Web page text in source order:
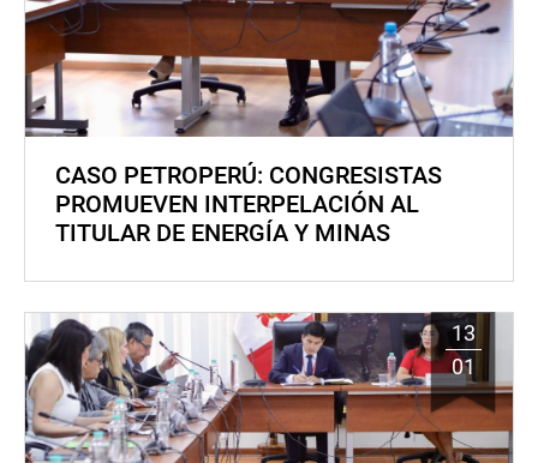
CASO PETROPERÚ: CONGRESISTAS
PROMUEVEN INTERPELACIÓN AL
TITULAR DE ENERGÍA Y MINAS
13
01